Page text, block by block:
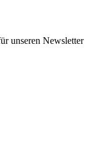
unseren Newsletter